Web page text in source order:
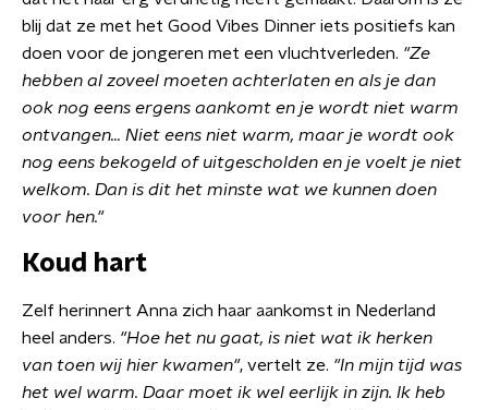
blij dat ze met het Good Vibes Dinner iets positiefs kan
doen voor de jongeren met een vluchtverleden. "Ze
hebben al zoveel moeten achterlaten en als je dan
ook nog eens ergens aankomt en je wordt niet warm
ontvangen... Niet eens niet warm, maar je wordt ook
nog eens bekogeld of uitgescholden en je voelt je niet
welkom. Dan is dit het minste wat we kunnen doen
voor hen."
Koud hart
Zelf herinnert Anna zich haar aankomst in Nederland
heel anders. "Hoe het nu gaat, is niet wat ik herken
van toen wij hier kwamen", vertelt ze. "In mijn tijd was
het wel warm. Daar moet ik wel eerlijk in zijn. Ik heb